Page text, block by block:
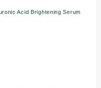
Acid Brightening Serum